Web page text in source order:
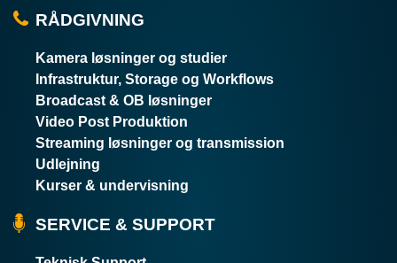
RÅDGIVNING
Kamera løsninger og studier
Infrastruktur, Storage og Workflows
Broadcast & OB løsninger
Video Post Produktion
Streaming løsninger og transmission
Udlejning
Kurser & undervisning
SERVICE & SUPPORT